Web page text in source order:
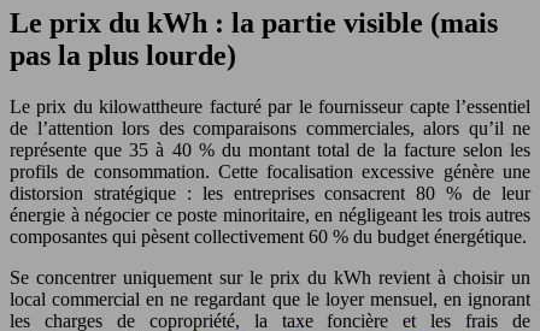
Le prix du kWh : la partie visible (mais
pas la plus lourde)
Le prix du kilowattheure facturé par le fournisseur capte l’essentiel
de l’attention lors des comparaisons commerciales, alors qu’il ne
représente que 35 à 40 % du montant total de la facture selon les
profils de consommation. Cette focalisation excessive génère une
distorsion stratégique : les entreprises consacrent 80 % de leur
énergie à négocier ce poste minoritaire, en négligeant les trois autres
composantes qui pèsent collectivement 60 % du budget énergétique.
Se concentrer uniquement sur le prix du kWh revient à choisir un
local commercial en ne regardant que le loyer mensuel, en ignorant
les charges de copropriété, la taxe foncière et les frais de